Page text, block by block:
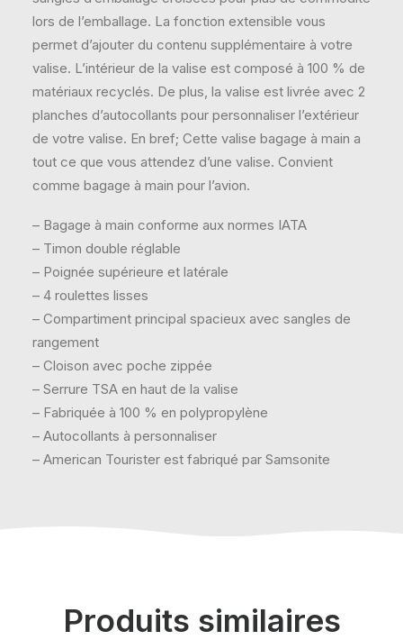
lors de l’emballage. La fonction extensible vous
permet d’ajouter du contenu supplémentaire à votre
valise. L’intérieur de la valise est composé à 100 % de
matériaux recyclés. De plus, la valise est livrée avec 2
planches d’autocollants pour personnaliser l’extérieur
de votre valise. En bref; Cette valise bagage à main a
tout ce que vous attendez d’une valise. Convient
comme bagage à main pour l’avion.
– Bagage à main conforme aux normes IATA
– Timon double réglable
– Poignée supérieure et latérale
– 4 roulettes lisses
– Compartiment principal spacieux avec sangles de
rangement
– Cloison avec poche zippée
– Serrure TSA en haut de la valise
– Fabriquée à 100 % en polypropylène
– Autocollants à personnaliser
– American Tourister est fabriqué par Samsonite
Produits similaires